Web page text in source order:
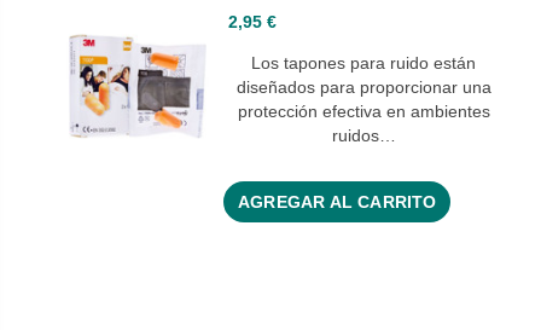
2,95 €
Los tapones para ruido están
diseñados para proporcionar una
protección efectiva en ambientes
ruidos…
AGREGAR AL CARRITO